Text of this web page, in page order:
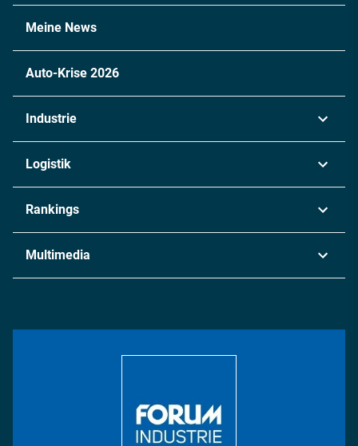
Meine News
Auto-Krise 2026
Industrie
Chemie
Metall
Energie
Logistik
Rankings
Multimedia